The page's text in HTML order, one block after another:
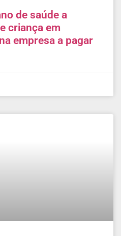
de saúde a
criança em
empresa a pagar